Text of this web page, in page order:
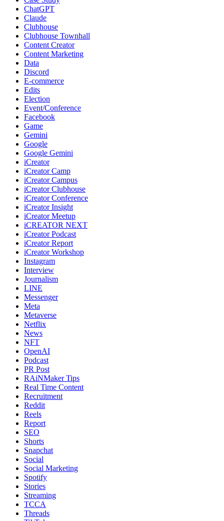
ChatGPT
Claude
Clubhouse
Clubhouse Townhall
Content Creator
Content Marketing
Data
Discord
E-commerce
Edits
Election
Event/Conference
Facebook
Game
Gemini
Google
Google Gemini
iCreator
iCreator Camp
iCreator Campus
iCreator Clubhouse
iCreator Conference
iCreator Insight
iCreator Meetup
iCREATOR NEXT
iCreator Podcast
iCreator Report
iCreator Workshop
Instagram
Interview
Journalism
LINE
Messenger
Meta
Metaverse
Netflix
News
NFT
OpenAI
Podcast
PR Post
RAiNMaker Tips
Real Time Content
Recruitment
Reddit
Reels
Report
SEO
Shorts
Snapchat
Social
Social Marketing
Spotify
Stories
Streaming
TCCA
Threads